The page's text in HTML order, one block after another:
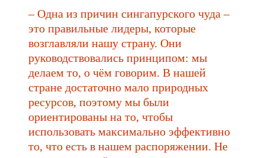
– Одна из причин сингапурского чуда –
это правильные лидеры, которые
возглавляли нашу страну. Они
руководствовались принципом: мы
делаем то, о чём говорим. В нашей
стране достаточно мало природных
ресурсов, поэтому мы были
ориентированы на то, чтобы
использовать максимально эффективно
то, что есть в нашем распоряжении. Не